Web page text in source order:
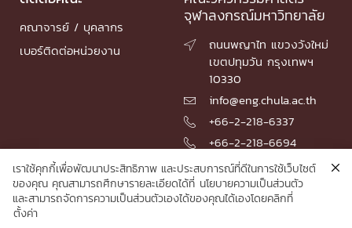
คณาจารย์ / บุคลากร
เบอร์ติดต่อหน่วยงาน
จุฬาลงกรณ์มหาวิทยาลัย

ถนนพญาไท แขวงวังใหม่
เขตปทุมวัน กรุงเทพฯ
10330
 info@eng.chula.ac.th
 +66-2-218-6337
 +66-2-218-6694
© 2026 Faculty of Engineering, Chulalongkorn University
เราใช้คุกกี้เพื่อพัฒนาประสิทธิภาพ และประสบการณ์ที่ดีในการใช้เว็บไซต์
ของคุณ คุณสามารถศึกษารายละเอียดได้ที่ นโยบายความเป็นส่วนตัว
และสามารถจัดการความเป็นส่วนตัวเองได้ของคุณได้เองโดยคลิกที่
ตั้งค่า